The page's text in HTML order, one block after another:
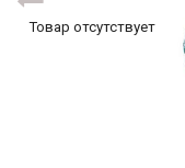
Товар отсутствует